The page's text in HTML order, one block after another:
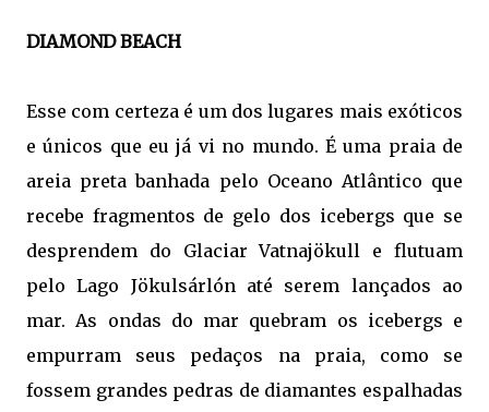
DIAMOND BEACH
Esse com certeza é um dos lugares mais exóticos
e únicos que eu já vi no mundo. É uma praia de
areia preta banhada pelo Oceano Atlântico que
recebe fragmentos de gelo dos icebergs que se
desprendem do Glaciar Vatnajökull e flutuam
pelo Lago Jökulsárlón até serem lançados ao
mar. As ondas do mar quebram os icebergs e
empurram seus pedaços na praia, como se
fossem grandes pedras de diamantes espalhadas